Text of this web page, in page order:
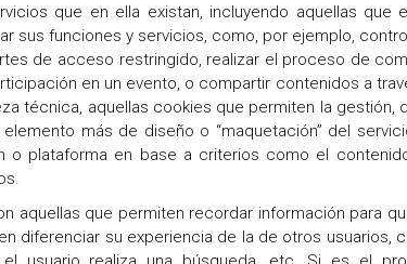
que en ella existan, incluyendo aquellas que
sus funciones y servicios, como, por ejemplo,
de acceso restringido, realizar el proceso de
en un evento, o compartir contenidos a
técnica, aquellas cookies que permiten la gestión,
más de diseño o “maquetación” del
o plataforma en base a criterios como el
aquellas que permiten recordar información para
diferenciar su experiencia de la de otros usuarios,